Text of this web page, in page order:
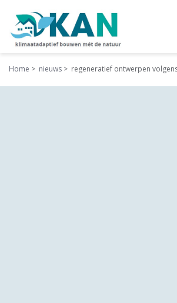
Home nieuws regeneratief ontwerpen